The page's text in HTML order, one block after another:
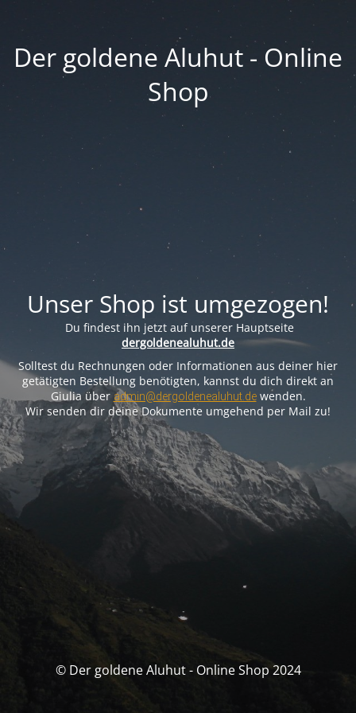
Der goldene Aluhut - Online
Shop
Unser Shop ist umgezogen!
Du findest ihn jetzt auf unserer Hauptseite
dergoldenealuhut.de
Solltest du Rechnungen oder Informationen aus deiner hier
getätigten Bestellung benötigten, kannst du dich direkt an
Giulia über admin@dergoldenealuhut.dewenden.
Wir senden dir deine Dokumente umgehend per Mail zu!
© Der goldene Aluhut - Online Shop 2024